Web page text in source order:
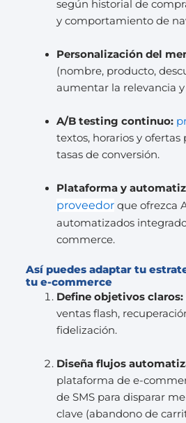
según historial de
y comportamiento de
Personalización del
(nombre, producto,
aumentar la relevancia y
A/B testing continuo:
textos, horarios y
tasas de conversión.
Plataforma y
proveedorque ofrezca
automatizados
commerce.
Así puedes adaptar tu
tu e-commerce
Define objetivos claros:
ventas flash,
fidelización.
Diseña flujos
plataforma de e-
de SMS para disparar
clave (abandono de